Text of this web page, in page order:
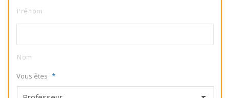
Prénom
Nom
Vous êtes *